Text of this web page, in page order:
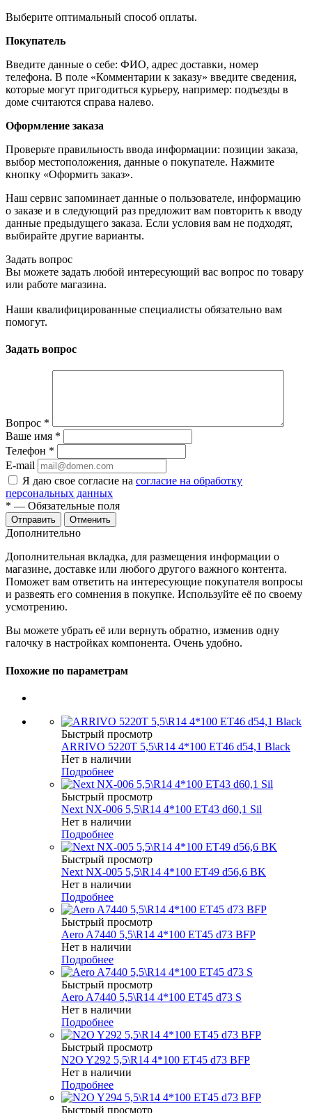
Выберите оптимальный способ оплаты.
Покупатель
Введите данные о себе: ФИО, адрес доставки, номер
телефона. В поле «Комментарии к заказу» введите сведения,
которые могут пригодиться курьеру, например: подъезды в
доме считаются справа налево.
Оформление заказа
Проверьте правильность ввода информации: позиции заказа,
выбор местоположения, данные о покупателе. Нажмите
кнопку «Оформить заказ».
Наш сервис запоминает данные о пользователе, информацию
о заказе и в следующий раз предложит вам повторить к вводу
данные предыдущего заказа. Если условия вам не подходят,
выбирайте другие варианты.
Задать вопрос
Вы можете задать любой интересующий вас вопрос по товару
или работе магазина.
Наши квалифицированные специалисты обязательно вам
помогут.
Задать вопрос
Вопрос *
Ваше имя *
Телефон *
E-mail
Я даю свое согласие на согласие на обработку
персональных данных
* — Обязательные поля
Отменить
Дополнительно
Дополнительная вкладка, для размещения информации о
магазине, доставке или любого другого важного контента.
Поможет вам ответить на интересующие покупателя вопросы
и развеять его сомнения в покупке. Используйте её по своему
усмотрению.
Вы можете убрать её или вернуть обратно, изменив одну
галочку в настройках компонента. Очень удобно.
Похожие по параметрам
Быстрый просмотр
ARRIVO 5220T 5,5\R14 4*100 ET46 d54,1 Black
Нет в наличии
Подробнее
Быстрый просмотр
Next NX-006 5,5\R14 4*100 ET43 d60,1 Sil
Нет в наличии
Подробнее
Быстрый просмотр
Next NX-005 5,5\R14 4*100 ET49 d56,6 BK
Нет в наличии
Подробнее
Быстрый просмотр
Aero A7440 5,5\R14 4*100 ET45 d73 BFP
Нет в наличии
Подробнее
Быстрый просмотр
Aero A7440 5,5\R14 4*100 ET45 d73 S
Нет в наличии
Подробнее
Быстрый просмотр
N2O Y292 5,5\R14 4*100 ET45 d73 BFP
Нет в наличии
Подробнее
Быстрый просмотр